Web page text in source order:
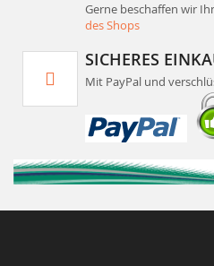
Gerne beschaffen wir
des Shops
SICHERES
Mit PayPal und